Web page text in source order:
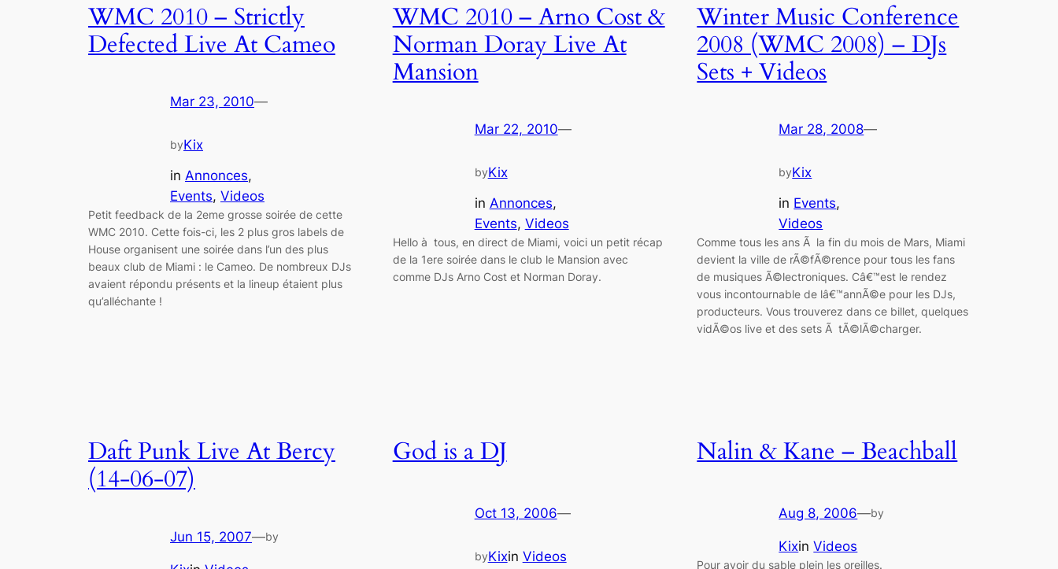
WMC 2010 – Strictly
Defected Live At Cameo
Mar 23, 2010—
byKix
in Annonces
Events, Videos
Petit feedback de la 2eme grosse soirée de cette
WMC 2010. Cette fois-ci, les 2 plus gros labels de
House organisent une soirée dans l’un des plus
beaux club de Miami : le Cameo. De nombreux DJs
avaient répondu présents et la lineup étaient plus
qu’alléchante !
WMC 2010 – Arno Cost &
Norman Doray Live At
Mansion
Mar 22, 2010—
byKix
in Annonces
Events, Videos
Hello à tous, en direct de Miami, voici un petit récap
de la 1ere soirée dans le club le Mansion avec
comme DJs Arno Cost et Norman Doray.
Winter Music Conference
2008 (WMC 2008) – DJs
Sets + Videos
Mar 28, 2008—
byKix
in Events
Videos
Comme tous les ans Ã la fin du mois de Mars, Miami
devient la ville de rÃ©fÃ©rence pour tous les fans
de musiques Ã©lectroniques. Câ€™est le rendez
vous incontournable de lâ€™annÃ©e pour les DJs,
producteurs. Vous trouverez dans ce billet, quelques
vidÃ©os live et des sets Ã tÃ©lÃ©charger.
Daft Punk Live At Bercy
(14-06-07)
Jun 15, 2007—by
God is a DJ
Oct 13, 2006—
byKixin Videos
Nalin & Kane – Beachball
Aug 8, 2006—by
KixinVideos
Pour avoir du sable plein les oreilles.